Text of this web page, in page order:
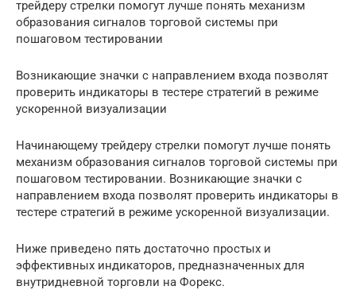
трейдеру стрелки помогут лучше понять механизм
образования сигналов торговой системы при
пошаговом тестировании
Возникающие значки с направлением входа позволят
проверить индикаторы в тестере стратегий в режиме
ускоренной визуализации
Начинающему трейдеру стрелки помогут лучше понять
механизм образования сигналов торговой системы при
пошаговом тестировании. Возникающие значки с
направлением входа позволят проверить индикаторы в
тестере стратегий в режиме ускоренной визуализации.
Ниже приведено пять достаточно простых и
эффективных индикаторов, предназначенных для
внутридневной торговли на Форекс.